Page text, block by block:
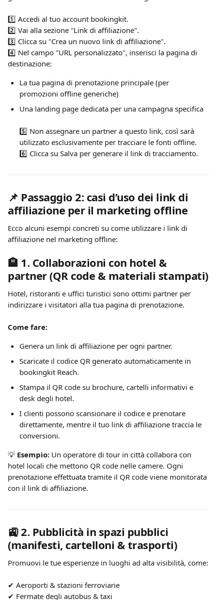
1️⃣ Accedi al tuo account bookingkit.
2️⃣ Vai alla sezione "Link di affiliazione".
3️⃣ Clicca su "Crea un nuovo link di affiliazione".
4️⃣ Nel campo "URL personalizzato", inserisci la pagina di
destinazione:
La tua pagina di prenotazione principale (per
promozioni offline generiche)
Una landing page dedicata per una campagna specifica
5️⃣ Non assegnare un partner a questo link, così sarà
utilizzato esclusivamente per tracciare le fonti offline.
6️⃣ Clicca su Salva per generare il link di tracciamento.
📌 Passaggio 2: casi d’uso dei link di
affiliazione per il marketing offline
Ecco alcuni esempi concreti su come utilizzare i link di
affiliazione nel marketing offline:
🏨 1. Collaborazioni con hotel &
partner (QR code & materiali stampati)
Hotel, ristoranti e uffici turistici sono ottimi partner per
indirizzare i visitatori alla tua pagina di prenotazione.
Come fare:
Genera un link di affiliazione per ogni partner.
Scaricate il codice QR generato automaticamente in
bookingkit Reach.
Stampa il QR code su brochure, cartelli informativi e
desk degli hotel.
I clienti possono scansionare il codice e prenotare
direttamente, mentre il tuo link di affiliazione traccia le
conversioni.
💡 Esempio: Un operatore di tour in città collabora con
hotel locali che mettono QR code nelle camere. Ogni
prenotazione effettuata tramite il QR code viene monitorata
con il link di affiliazione.
🚉 2. Pubblicità in spazi pubblici
(manifesti, cartelloni & trasporti)
Promuovi le tue esperienze in luoghi ad alta visibilità, come:
✔ Aeroporti & stazioni ferroviarie
✔ Fermate degli autobus & taxi